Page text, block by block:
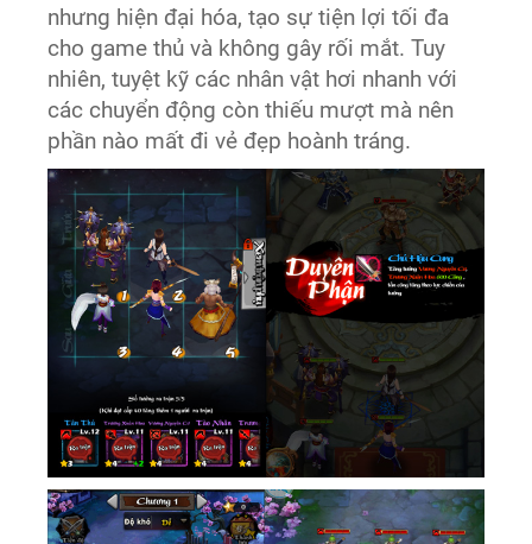
nhưng hiện đại hóa, tạo sự tiện lợi tối đa
cho game thủ và không gây rối mắt. Tuy
nhiên, tuyệt kỹ các nhân vật hơi nhanh với
các chuyển động còn thiếu mượt mà nên
phần nào mất đi vẻ đẹp hoành tráng.